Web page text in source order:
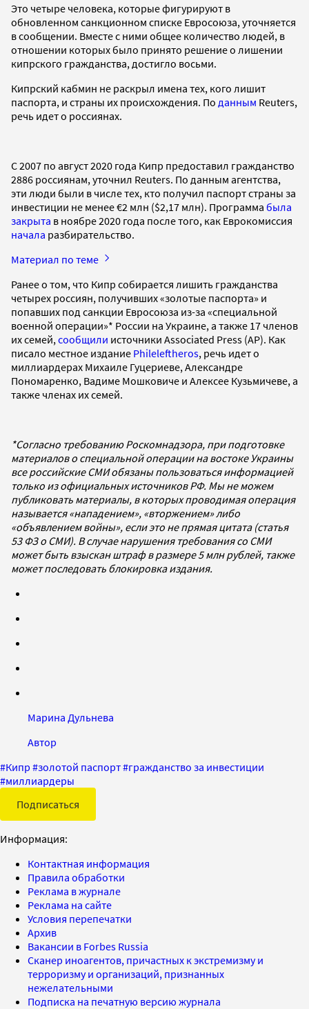
Это четыре человека, которые фигурируют в
обновленном санкционном списке Евросоюза, уточняется
в сообщении. Вместе с ними общее количество людей, в
отношении которых было принято решение о лишении
кипрского гражданства, достигло восьми.
Кипрский кабмин не раскрыл имена тех, кого лишит
паспорта, и страны их происхождения. По данным Reuters,
речь идет о россиянах.
С 2007 по август 2020 года Кипр предоставил гражданство
2886 россиянам, уточнил Reuters. По данным агентства,
эти люди были в числе тех, кто получил паспорт страны за
инвестиции не менее €2 млн ($2,17 млн). Программа была
закрыта в ноябре 2020 года после того, как Еврокомиссия
начала разбирательство.
Материал по теме
Ранее о том, что Кипр собирается лишить гражданства
четырех россиян, получивших «золотые паспорта» и
попавших под санкции Евросоюза из-за «специальной
военной операции»* России на Украине, а также 17 членов
их семей, сообщили источники Associated Press (AP). Как
писало местное издание Phileleftheros, речь идет о
миллиардерах Михаиле Гуцериеве, Александре
Пономаренко, Вадиме Мошковиче и Алексее Кузьмичеве, а
также членах их семей.
*Согласно требованию Роскомнадзора, при подготовке
материалов о специальной операции на востоке Украины
все российские СМИ обязаны пользоваться информацией
только из официальных источников РФ. Мы не можем
публиковать материалы, в которых проводимая операция
называется «нападением», «вторжением» либо
«объявлением войны», если это не прямая цитата (статья
53 ФЗ о СМИ). В случае нарушения требования со СМИ
может быть взыскан штраф в размере 5 млн рублей, также
может последовать блокировка издания.
Марина Дульнева
Автор
#Кипр #золотой паспорт#гражданство за инвестиции
#миллиардеры
Подписаться
Информация:
Контактная информация
Правила обработки
Реклама в журнале
Реклама на сайте
Условия перепечатки
Архив
Вакансии в Forbes Russia
Сканер иноагентов, причастных к экстремизму и
терроризму и организаций, признанных
нежелательными
Подписка на печатную версию журнала